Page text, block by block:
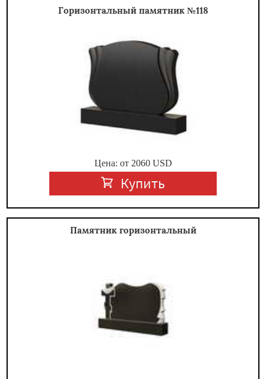
Горизонтальный памятник №118
Цена: от 2060USD
Купить
Памятник горизонтальный